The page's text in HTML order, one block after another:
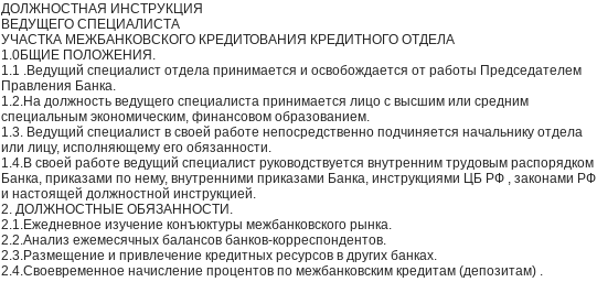
ДОЛЖНОСТНАЯ ИНСТРУКЦИЯ
ВЕДУЩЕГО СПЕЦИАЛИСТА
УЧАСТКА МЕЖБАНКОВСКОГО КРЕДИТОВАНИЯ КРЕДИТНОГО ОТДЕЛА
1.0БЩИЕ ПОЛОЖЕНИЯ.
1.1 .Ведущий специалист отдела принимается и освобождается от работы Председателем
Правления Банка.
1.2.На должность ведущего специалиста принимается лицо с высшим или средним
специальным экономическим, финансовом образованием.
1.3. Ведущий специалист в своей работе непосредственно подчиняется начальнику отдела
или лицу, исполняющему его обязанности.
1.4.В своей работе ведущий специалист руководствуется внутренним трудовым распорядком
Банка, приказами по нему, внутренними приказами Банка, инструкциями ЦБ РФ , законами РФ
и настоящей должностной инструкцией.
2. ДОЛЖНОСТНЫЕ ОБЯЗАННОСТИ.
2.1.Ежедневное изучение конъюктуры межбанковского рынка.
2.2.Анализ ежемесячных балансов банков-корреспондентов.
2.3.Размещение и привлечение кредитных ресурсов в других банках.
2.4.Своевременное начисление процентов по межбанковским кредитам (депозитам) .